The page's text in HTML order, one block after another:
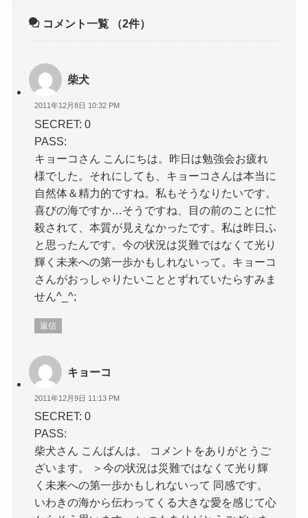
コメント一覧 （2件）
柴犬
2011年12月8日 10:32 PM
SECRET: 0
PASS:
キョーコさん こんにちは。昨日は勉強会お疲れ
様でした。それにしても、キョーコさんは本当に
自然体＆精力的ですね。私もそうなりたいです。
喜びの海ですか…そうですね、目の前のことに忙
殺されて、本質が見えなかったです。私は昨日ふ
と思ったんです。今の状況は災難ではなくて光り
輝く未来への第一歩かもしれないって。キョーコ
さんがおっしゃりたいこととずれていたらすみま
せん^_^;
返信
キョーコ
2011年12月9日 11:13 PM
SECRET: 0
PASS:
柴犬さん こんばんは。 コメントをありがとうご
ざいます。 ＞今の状況は災難ではなくて光り輝
く未来への第一歩かもしれないって 同感です。
いわきの海から伝わってくる大きな愛を感じて心